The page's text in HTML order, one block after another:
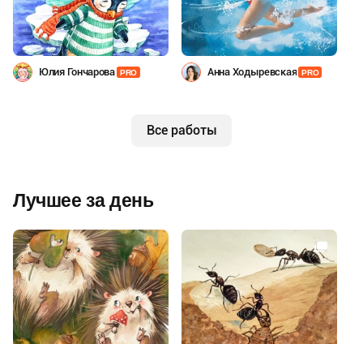
Юлия Гончарова PRO Анна Ходыревская PRO
Все работы
Лучшее за день